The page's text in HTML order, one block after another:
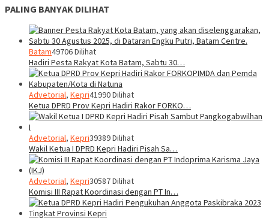
PALING BANYAK DILIHAT
Batam49706 Dilihat
Hadiri Pesta Rakyat Kota Batam, Sabtu 30…
Advetorial, Kepri41990 Dilihat
Ketua DPRD Prov Kepri Hadiri Rakor FORKO…
Advetorial, Kepri39389 Dilihat
Wakil Ketua I DPRD Kepri Hadiri Pisah Sa…
Advetorial, Kepri30587 Dilihat
Komisi III Rapat Koordinasi dengan PT In…